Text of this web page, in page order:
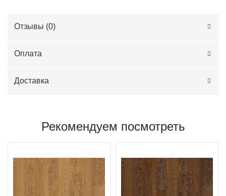
Отзывы (0)
Оплата
Доставка
Рекомендуем посмотреть